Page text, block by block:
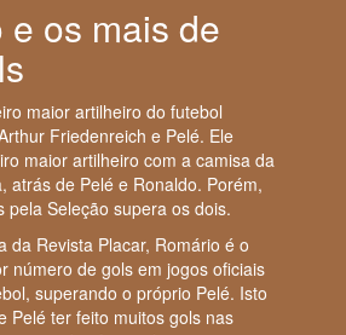
e os mais de
maior artilheiro do futebol
Friedenreich e Pelé. Ele
maior artilheiro com a camisa da
atrás de Pelé e Ronaldo. Porém,
pela Seleção supera os dois.
da Revista Placar, Romário é o
número de gols em jogos oficiais
superando o próprio Pelé. Isto
Pelé ter feito muitos gols nas